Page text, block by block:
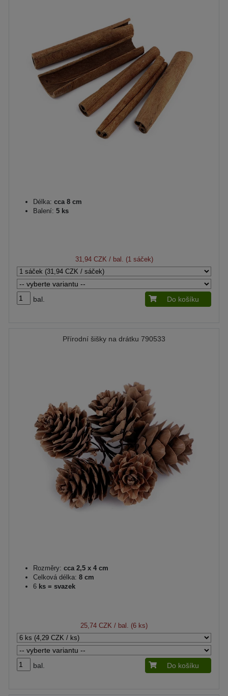
Délka: cca 8 cm
Balení: 5 ks
31,94 CZK / bal. (1 sáček)
bal. Do košíku
Přírodní šišky na drátku 790533
Rozměry: cca 2,5 x 4 cm
Celková délka: 8 cm
6 ks = svazek
25,74 CZK / bal. (6 ks)
bal. Do košíku